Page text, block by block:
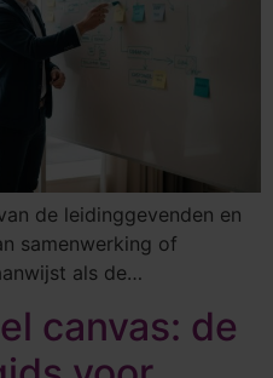
de leidinggevenden en
samenwerking of
als de…
canvas: de